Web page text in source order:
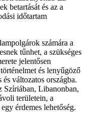
betartását és az a
időtartam
számára a
tűnhet, a szükséges
jelentősen
és lenyűgöző
változatos országba.
Szíriában, Libanonban,
területein, a
érdemes lehetőség.